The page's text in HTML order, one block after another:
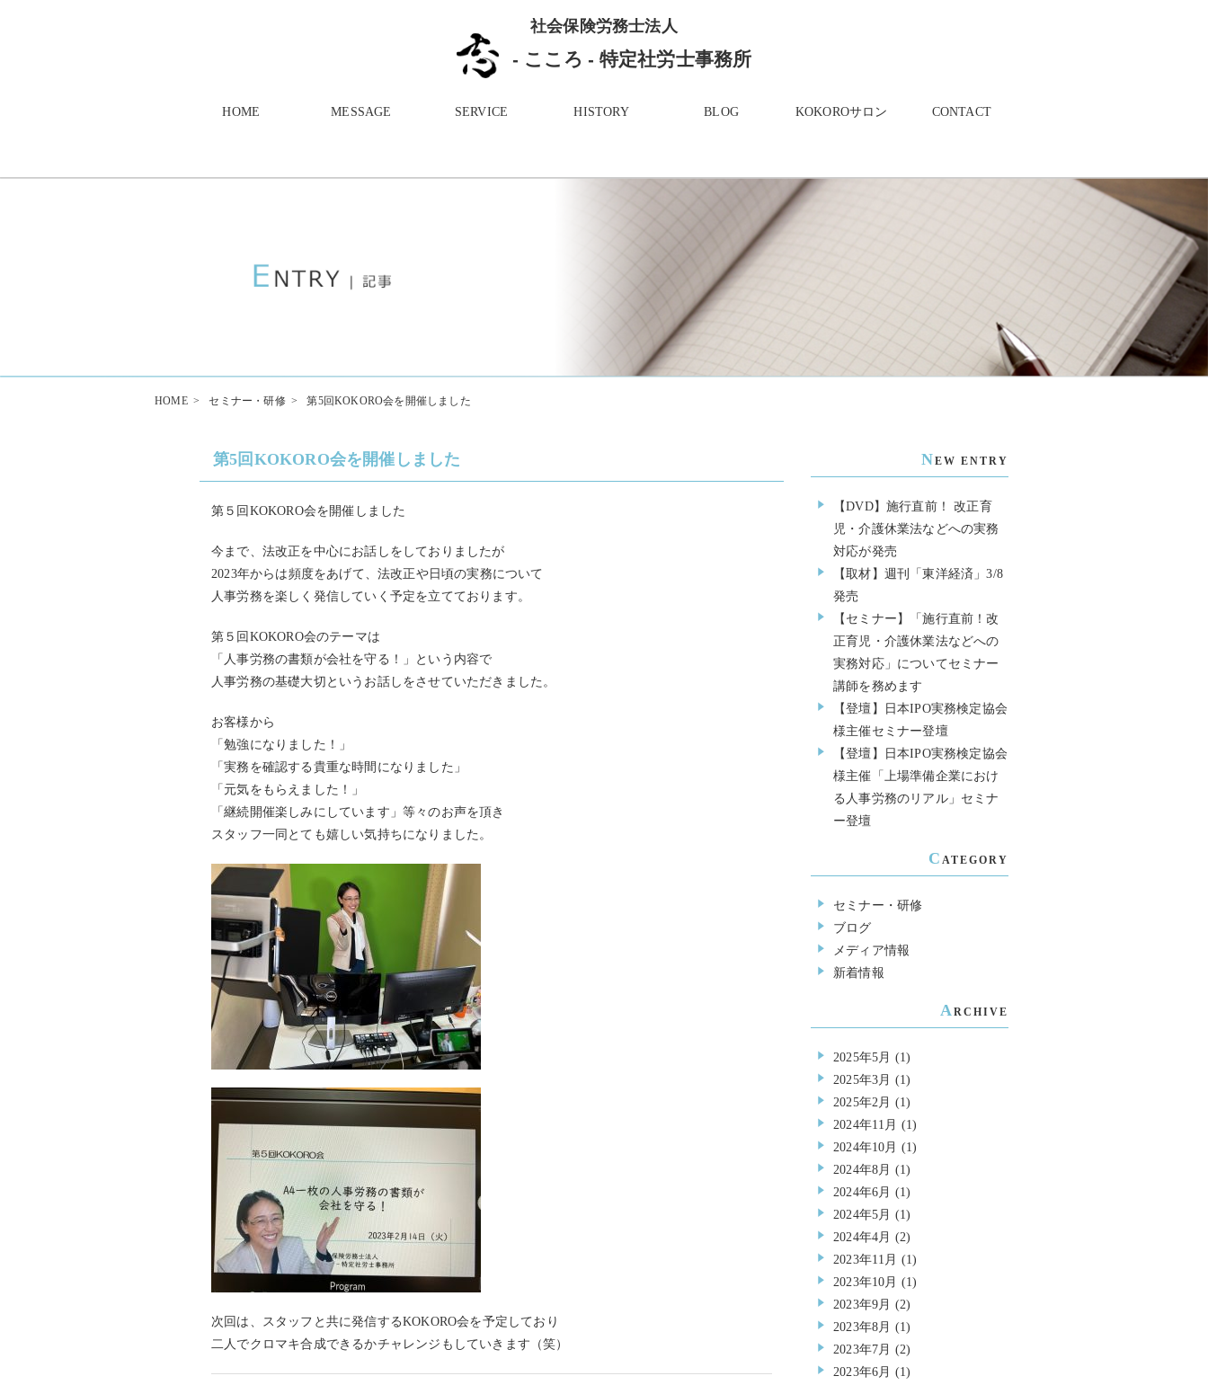
社会保険労務士法人
- こころ - 特定社労士事務所
HOME MESSAGE SERVICE HISTORY BLOG KOKOROサロン CONTACT
HOME> セミナー・研修> 第5回KOKORO会を開催しました
第5回KOKORO会を開催しました
第５回KOKORO会を開催しました
今まで、法改正を中心にお話しをしておりましたが
2023年からは頻度をあげて、法改正や日頃の実務について
人事労務を楽しく発信していく予定を立てております。
第５回KOKORO会のテーマは
「人事労務の書類が会社を守る！」という内容で
人事労務の基礎大切というお話しをさせていただきました。
お客様から
「勉強になりました！」
「実務を確認する貴重な時間になりました」
「元気をもらえました！」
「継続開催楽しみにしています」等々のお声を頂き
スタッフ一同とても嬉しい気持ちになりました。
次回は、スタッフと共に発信するKOKORO会を予定しており
二人でクロマキ合成できるかチャレンジもしていきます（笑）
NEW ENTRY
【DVD】施行直前！ 改正育
児・介護休業法などへの実務
対応が発売
【取材】週刊「東洋経済」3/8
発売
【セミナー】「施行直前！改
正育児・介護休業法などへの
実務対応」についてセミナー
講師を務めます
【登壇】日本IPO実務検定協会
様主催セミナー登壇
【登壇】日本IPO実務検定協会
様主催「上場準備企業におけ
る人事労務のリアル」セミナ
ー登壇
C ATEGORY
セミナー・研修
ブログ
メディア情報
新着情報
A RCHIVE
2025年5月 (1)
2025年3月 (1)
2025年2月 (1)
2024年11月 (1)
2024年10月 (1)
2024年8月 (1)
2024年6月 (1)
2024年5月 (1)
2024年4月 (2)
2023年11月 (1)
2023年10月 (1)
2023年9月 (2)
2023年8月 (1)
2023年7月 (2)
2023年6月 (1)